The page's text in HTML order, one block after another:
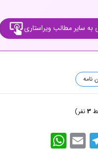
سایر مطالب ویراستاری
نامه
3نفر)
WhatsApp Email